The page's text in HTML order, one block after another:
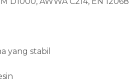
stabil